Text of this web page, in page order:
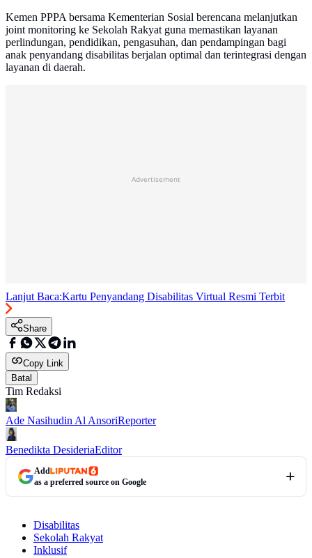
Kemen PPPA bersama Kementerian Sosial berencana melanjutkan
joint monitoring ke Sekolah Rakyat guna memastikan layanan
perlindungan, pendidikan, pengasuhan, dan pendampingan bagi
anak penyandang disabilitas berjalan optimal dan terintegrasi dengan
layanan di daerah.
Advertisement
Lanjut Baca:Kartu Penyandang Disabilitas Virtual Resmi Terbit
Share
Copy Link
Batal
Tim Redaksi
Ade Nasihudin Al AnsoriReporter
Benedikta DesideriaEditor
Add
as a preferred source on Google
Disabilitas
Sekolah Rakyat
Inklusif